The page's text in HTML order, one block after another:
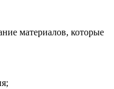
материалов, которые